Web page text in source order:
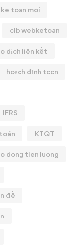
toan moi
clb webketoan
dịch liên kết
hoạch định tccn
IFRS
KTQT
dong tien luong
đề